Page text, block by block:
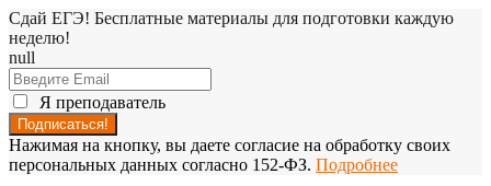
Сдай ЕГЭ! Бесплатные материалы для подготовки каждую
неделю!
null
Я преподаватель
Нажимая на кнопку, вы даете согласие на обработку своих
персональных данных согласно 152-ФЗ. Подробнее